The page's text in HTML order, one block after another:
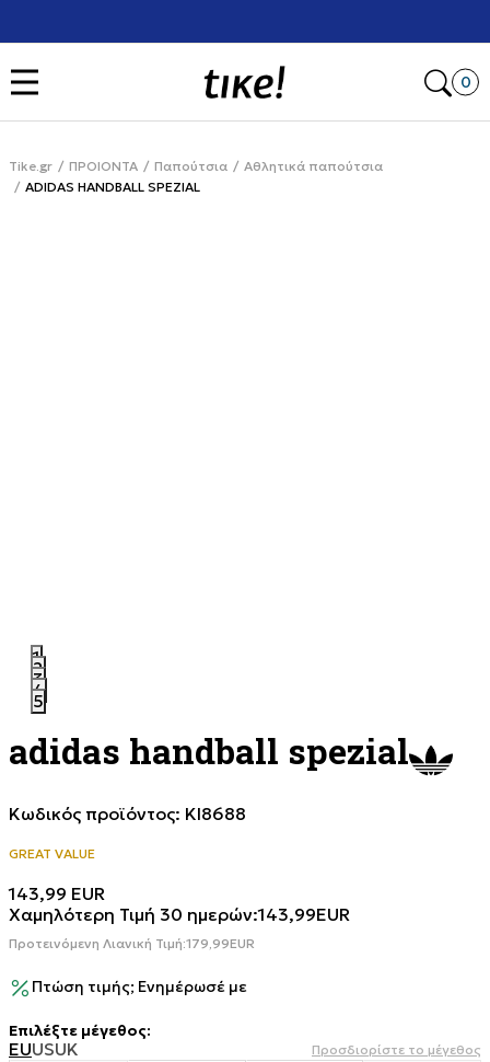
0
Tike.gr ΠΡΟΙΟΝΤΑ Παπούτσια
Αθλητικά παπούτσια
ADIDAS HANDBALL SPEZIAL
1
2
3
4
5
adidas handball spezial
Κωδικός προϊόντος: KI8688
GREAT VALUE
143,99 EUR
Χαμηλότερη Τιμή 30 ημερών:143,99EUR
Προτεινόμενη Λιανική Τιμή:179,99EUR
Πτώση τιμής; Ενημέρωσέ με
Επιλέξτε μέγεθος:
EUUSUK Προσδιορίστε το μέγεθος